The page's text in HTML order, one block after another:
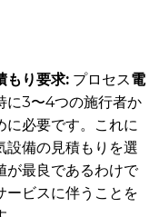
もり要求:プロセス電
に3〜4つの施行者か
に必要です。これに
設備の見積もりを選
が最良であるわけで
ービスに伴うことを